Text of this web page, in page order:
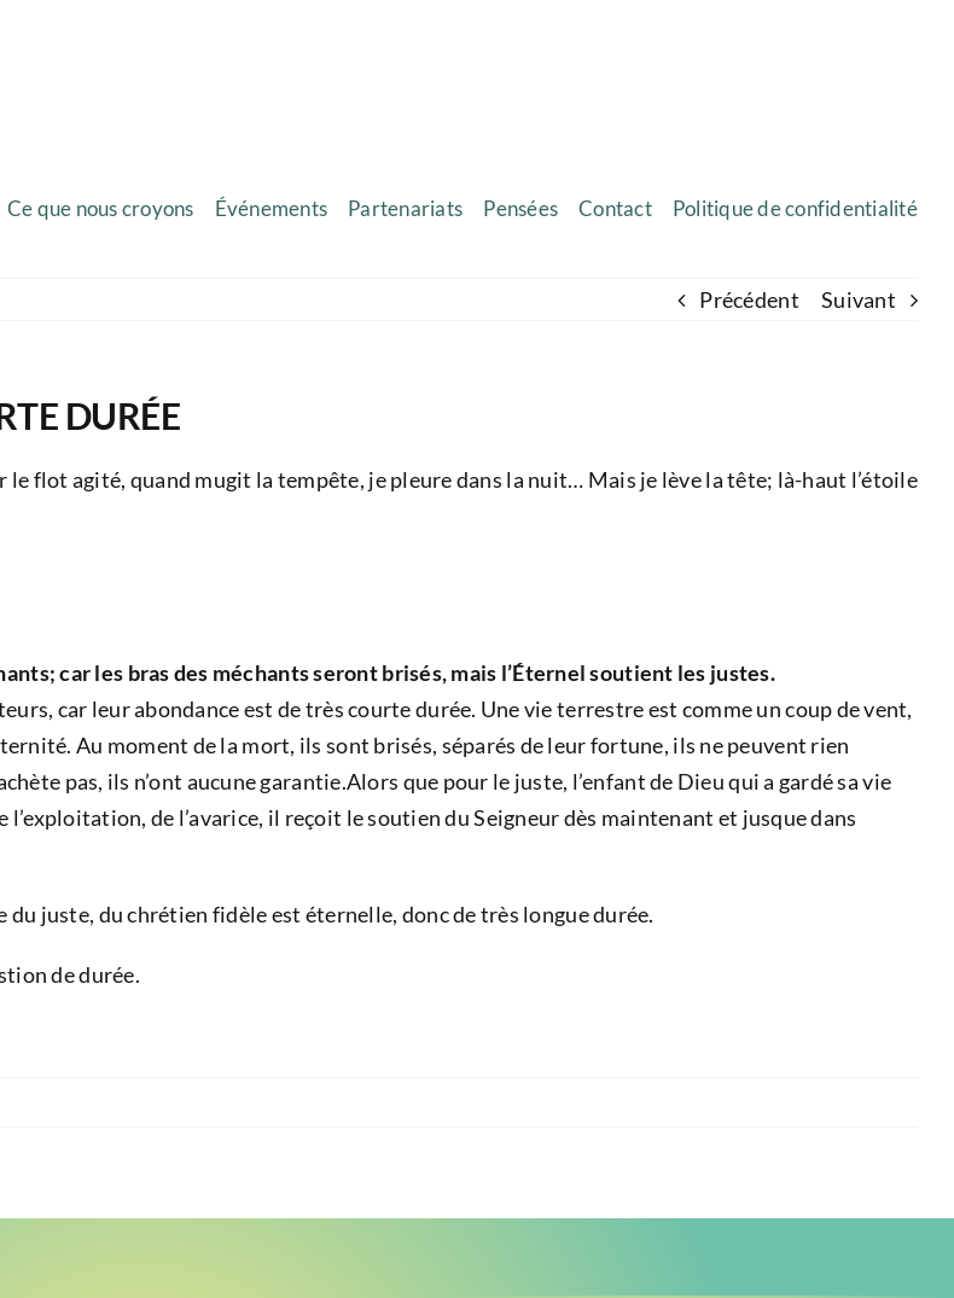
Ce que nous croyons Événements Partenariats Pensées Contact Politique de confidentialité
Précédent Suivant
DURÉE
flot agité, quand mugit la tempête, je pleure dans la nuit… Mais je lève la tête; là-haut l’étoile
car les bras des méchants seront brisés, mais l’Éternel soutient les justes.
car leur abondance est de très courte durée. Une vie terrestre est comme un coup de vent,
Au moment de la mort, ils sont brisés, séparés de leur fortune, ils ne peuvent rien
pas, ils n’ont aucune garantie.Alors que pour le juste, l’enfant de Dieu qui a gardé sa vie
de l’avarice, il reçoit le soutien du Seigneur dès maintenant et jusque dans
du juste, du chrétien fidèle est éternelle, donc de très longue durée.
de durée.